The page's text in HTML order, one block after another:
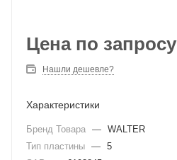
Цена по запросу
Нашли дешевле?
Характеристики
Бренд Товара — WALTER
Тип пластины — 5